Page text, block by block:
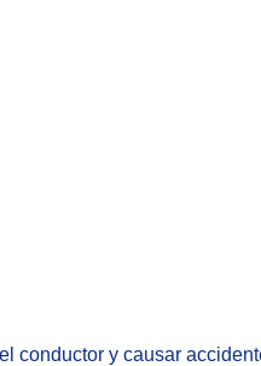
conductor y causar